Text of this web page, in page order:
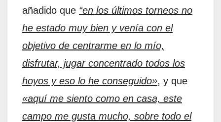
añadido que “en los últimos torneos no
he estado muy bien y venía con el
objetivo de centrarme en lo mío,
disfrutar, jugar concentrado todos los
hoyos y eso lo he conseguido», y que
«aquí me siento como en casa, este
campo me gusta mucho, sobre todo el